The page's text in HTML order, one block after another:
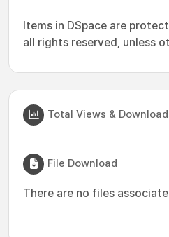
Items in DSpace are
all rights reserved, unless
Total Views &
File Download
There are no files